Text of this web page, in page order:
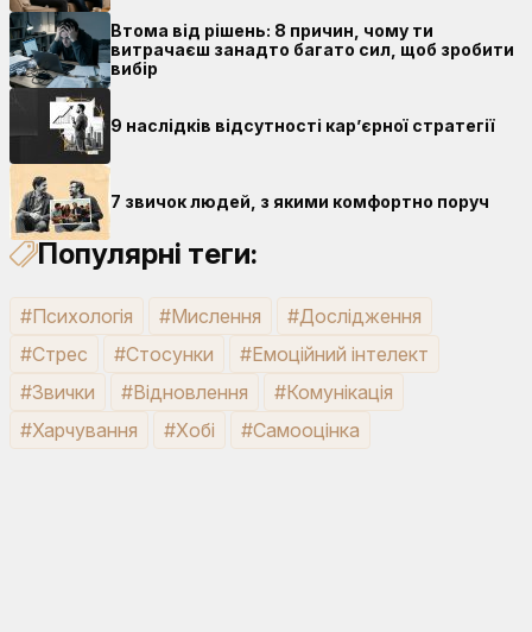
Втома від рішень: 8 причин, чому ти
витрачаєш занадто багато сил, щоб зробити
вибір
9 наслідків відсутності кар’єрної стратегії
7 звичок людей, з якими комфортно поруч
Популярні теги:
#Психологія #Мислення
#Дослідження
#Стрес
#Стосунки
#Емоційний інтелект
#Звички
#Відновлення
#Комунікація
#Харчування
#Хобі #Самооцінка